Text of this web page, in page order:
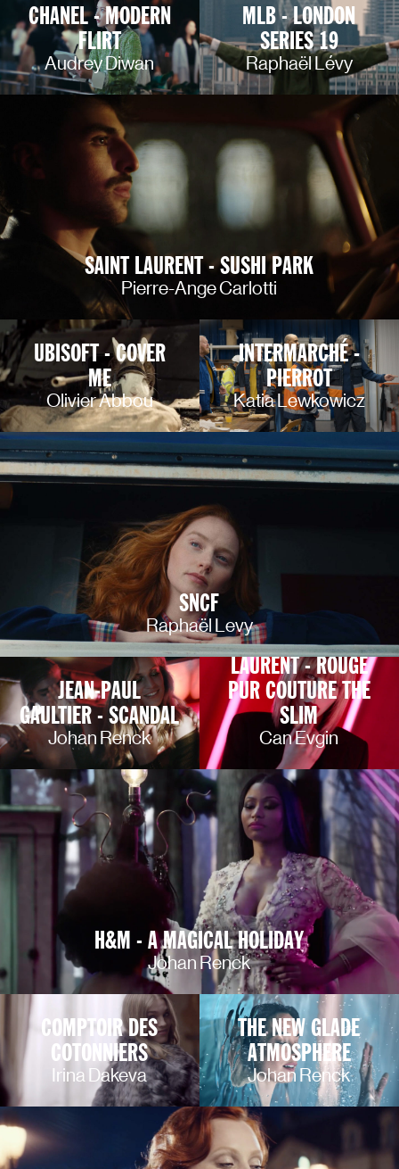
CHANEL - MODERN
FLIRT
Audrey Diwan
MLB - LONDON
SERIES 19
Raphaël Lévy
SAINT LAURENT - SUSHI PARK
Pierre-Ange Carlotti
UBISOFT - COVER
ME
Olivier Abbou
INTERMARCHÉ -
PIERROT
Katia Lewkowicz
SNCF
Raphaël Levy
JEAN-PAUL
GAULTIER - SCANDAL
Johan Renck
YVES SAINT
LAURENT - ROUGE
PUR COUTURE THE
SLIM
Can Evgin
H&M - A MAGICAL HOLIDAY
Johan Renck
COMPTOIR DES
COTONNIERS
Irina Dakeva
THE NEW GLADE
ATMOSPHERE
Johan Renck